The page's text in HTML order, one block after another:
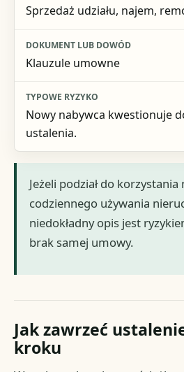
Sprzedaż udziału, najem,
Klauzule umowne
Nowy nabywca kwestionuje
ustalenia.
Jeżeli podział do
codziennego używania
niedokładny opis jest
brak samej umowy.
Jak zawrzeć
kroku